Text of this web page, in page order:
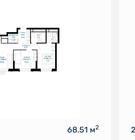
68.51 м2